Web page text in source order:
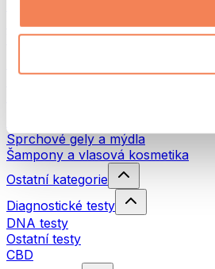
Red Light Therapy
Vodní filtry a konvice
Sprchové gely a mýdla
Šampony a vlasová kosmetika
Ostatní kategorie
Diagnostické testy
DNA testy
Ostatní testy
CBD